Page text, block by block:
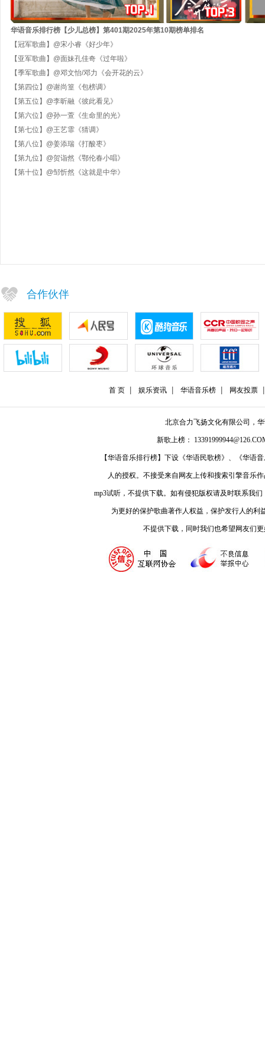
华语音乐排行榜【少儿总榜】第401期2025年第10期榜单排名
【冠军歌曲】 @宋小睿《好少年》
【亚军歌曲】 @面妹孔佳奇《过年啦》
【季军歌曲】 @邓文怡/邓力《会开花的云》
【第四位】 @谢尚篁《包榜调》
【第五位】 @李昕融 《彼此看见》
【第六位】 @孙一萱《生命里的光》
【第七位】 @王艺霏《猜调》
【第八位】 @姜添瑞《打酸枣》
【第九位】 @贺诣然《鄂伦春小唱》
【第十位】 @邹忻然《这就是中华》
合作伙伴
首 页 娱乐资讯 华语音乐榜 网友投票
北京合力飞扬文化有限公司，
新歌上榜：
【华语音乐排行榜】下设《华语民歌榜》、《华语
人的授权。不接受来自网友上传和搜索引擎音乐
mp3试听，不提供下载。如有侵犯版权请及时联系我
为更好的保护歌曲著作人权益，保护发行人的
不提供下载，同时我们也希望网友们